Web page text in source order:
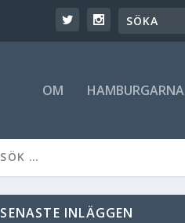
OM HAMBURGARNA
SENASTE INLÄGGEN